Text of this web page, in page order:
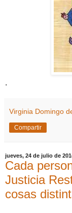
.
Virginia Domingo
Compartir
jueves, 24 de julio de
Cada
Justicia
cosas